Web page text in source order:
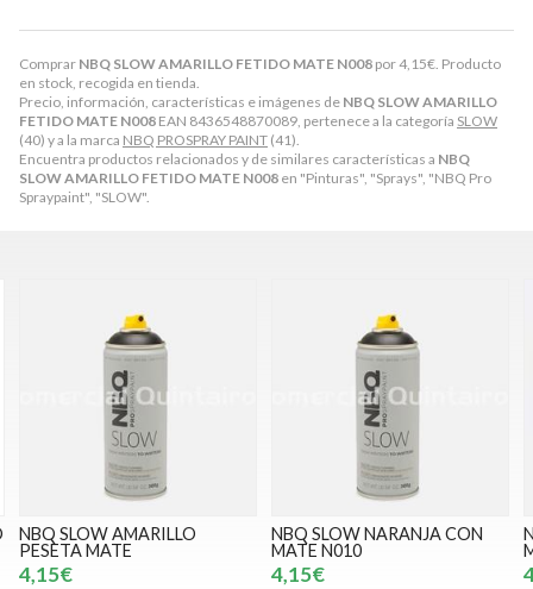
Comprar NBQ SLOW AMARILLO FETIDO MATE N008 por4,15€. Producto
en stock, recogida en tienda.
Precio, información, características e imágenes de NBQ SLOW AMARILLO
FETIDO MATE N008 EAN 8436548870089, pertenece a la categoría SLOW
(40) y a la marca NBQ PROSPRAY PAINT (41).
Encuentra productos relacionados y de similares características a NBQ
SLOW AMARILLO FETIDO MATE N008 en "Pinturas", "Sprays", "NBQ Pro
Spraypaint", "SLOW".
NBQ SLOW NARANJA CON
MATE N010
4,15€
NBQ SLOW ROSA TIQUIS
MATE N011
4,15€